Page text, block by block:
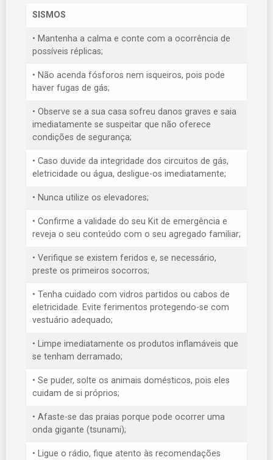
SISMOS
• Mantenha a calma e conte com a ocorrência de
possíveis réplicas;
• Não acenda fósforos nem isqueiros, pois pode
haver fugas de gás;
• Observe se a sua casa sofreu danos graves e saia
imediatamente se suspeitar que não oferece
condições de segurança;
• Caso duvide da integridade dos circuitos de gás,
eletricidade ou água, desligue-os imediatamente;
• Nunca utilize os elevadores;
• Confirme a validade do seu Kit de emergência e
reveja o seu conteúdo com o seu agregado familiar;
• Verifique se existem feridos e, se necessário,
preste os primeiros socorros;
• Tenha cuidado com vidros partidos ou cabos de
eletricidade. Evite ferimentos protegendo-se com
vestuário adequado;
• Limpe imediatamente os produtos inflamáveis que
se tenham derramado;
• Se puder, solte os animais domésticos, pois eles
cuidam de si próprios;
• Afaste-se das praias porque pode ocorrer uma
onda gigante (tsunami);
• Ligue o rádio, fique atento às recomendações